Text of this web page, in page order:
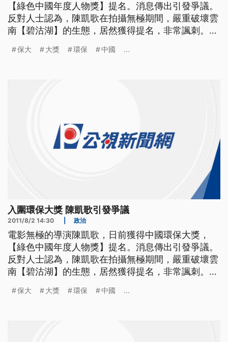
【綠色中國年度人物獎】提名。消息傳出引發爭議。
反對人士認為，陳凱歌在拍攝無極期間，嚴重破壞雲
南【碧沽湖】的生態，居然獲得提名，非常諷刺。
果，觀眾在欣賞電影的同時，也將雲南碧沽湖的美
保大 大獎 環保 中國 ...
入圍環保大獎 陳凱歌引發爭議
2011/8/2 14:30 政治
電影無極的導演陳凱歌，日前獲得中國環保大獎，
【綠色中國年度人物獎】提名。消息傳出引發爭議。
反對人士認為，陳凱歌在拍攝無極期間，嚴重破壞雲
南【碧沽湖】的生態，居然獲得提名，非常諷刺。
果，觀眾在欣賞電影的同時，也將雲南碧沽湖的美
保大 大獎 環保 中國 ...